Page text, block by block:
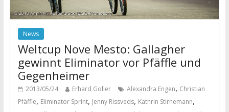
News
Weltcup Nove Mesto: Gallagher
gewinnt Eliminator vor Pfäffle und
Gegenheimer
2013/05/24 Erhard Goller Alexandra Engen, Christian
Pfäffle, Eliminator Sprint, Jenny Rissveds, Kathrin Stirnemann,